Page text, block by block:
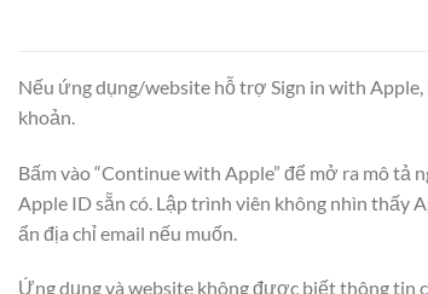
Nếu ứng dụng/website hỗ trợ Sign in with
khoản.
Bấm vào “Continue with Apple” để mở ra mô tả
Apple ID sẵn có. Lập trình viên không nhìn thấy
ẩn địa chỉ email nếu muốn.
Ứng dụng và website không được biết thông tin